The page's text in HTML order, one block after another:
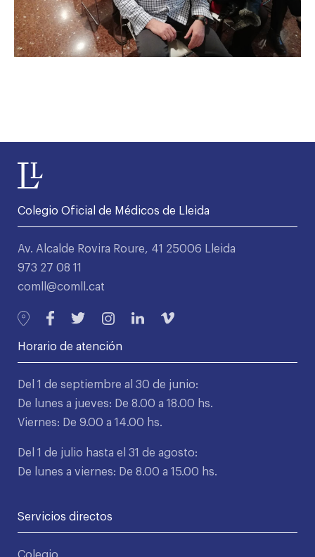
Colegio Oficial de Médicos de Lleida
Av. Alcalde Rovira Roure, 41 25006 Lleida
973 27 08 11
comll@comll.cat
Horario de atención
Del 1 de septiembre al 30 de junio:
De lunes a jueves: De 8.00 a 18.00 hs.
Viernes: De 9.00 a 14.00 hs.
Del 1 de julio hasta el 31 de agosto:
De lunes a viernes: De 8.00 a 15.00 hs.
Servicios directos